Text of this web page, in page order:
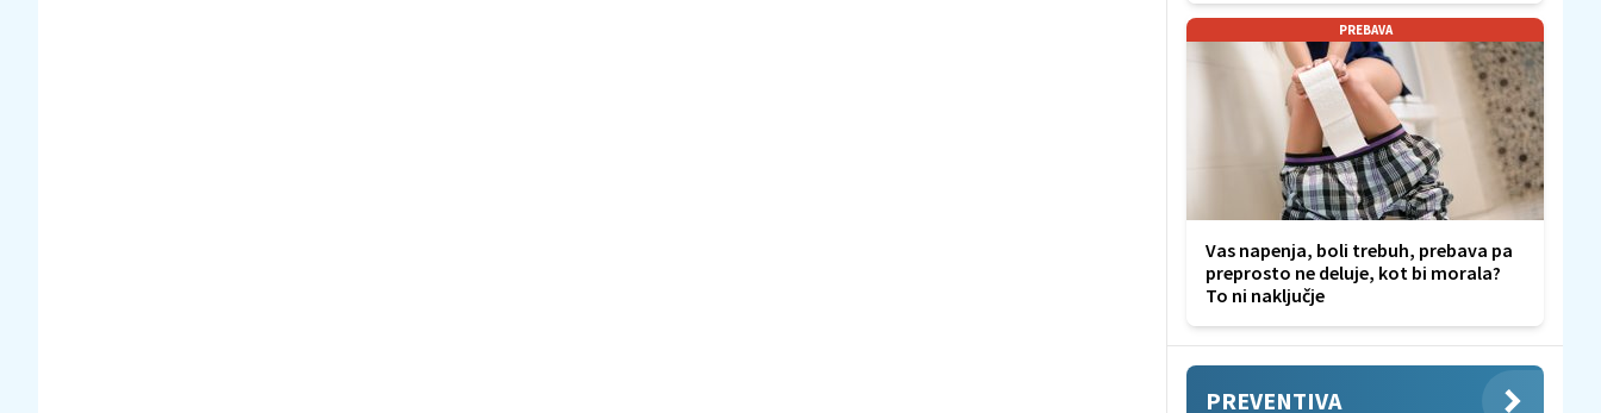
PREBAVA
Vas napenja, boli trebuh, prebava pa
preprosto ne deluje, kot bi morala?
To ni naključje
PREVENTIVA